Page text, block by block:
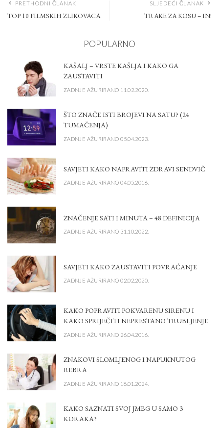
PRETHODNI ČLANAK
TOP 10 FILMSKIH ZLIKOVACA
SLJEDEĆI ČLANAK
TRAKE ZA KOSU – IN!
POPULARNO
KAŠALJ – VRSTE KAŠLJA I KAKO GA
ZAUSTAVITI
ZADNJE AŽURIRANO 11.02.2020.
ŠTO ZNAČE ISTI BROJEVI NA SATU? (24
TUMAČENJA)
ZADNJE AŽURIRANO 05.04.2023.
SAVJETI KAKO NAPRAVITI ZDRAVI SENDVIČ
ZADNJE AŽURIRANO 04.05.2016.
ZNAČENJE SATI I MINUTA – 48 DEFINICIJA
ZADNJE AŽURIRANO 31.10.2022.
SAVJETI KAKO ZAUSTAVITI POVRAĆANJE
ZADNJE AŽURIRANO 02.02.2020.
KAKO POPRAVITI POKVARENU SIRENU I
KAKO SPRIJEČITI NEPRESTANO TRUBLJENJE
ZADNJE AŽURIRANO 26.04.2016.
ZNAKOVI SLOMLJENOG I NAPUKNUTOG
REBRA
ZADNJE AŽURIRANO 18.01.2024.
KAKO SAZNATI SVOJ JMBG U SAMO 3
KORAKA?